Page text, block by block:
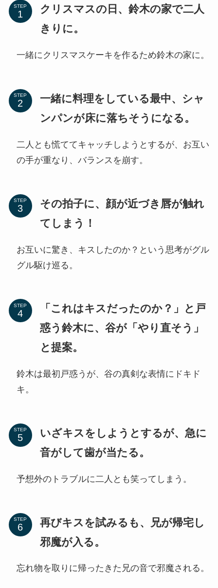
STEP
クリスマスの日、鈴木の家で二人
きりに。
一緒にクリスマスケーキを作るため鈴木の家に。
STEP
一緒に料理をしている最中、シャ
ンパンが床に落ちそうになる。
二人とも慌ててキャッチしようとするが、お互い
の手が重なり、バランスを崩す。
STEP
その拍子に、顔が近づき唇が触れ
てしまう！
お互いに驚き、キスしたのか？という思考がグル
グル駆け巡る。
STEP
「これはキスだったのか？」と戸
惑う鈴木に、谷が「やり直そう」
と提案。
鈴木は最初戸惑うが、谷の真剣な表情にドキド
キ。
STEP
いざキスをしようとするが、急に
音がして歯が当たる。
予想外のトラブルに二人とも笑ってしまう。
STEP
再びキスを試みるも、兄が帰宅し
邪魔が入る。
忘れ物を取りに帰ったきた兄の音で邪魔される。